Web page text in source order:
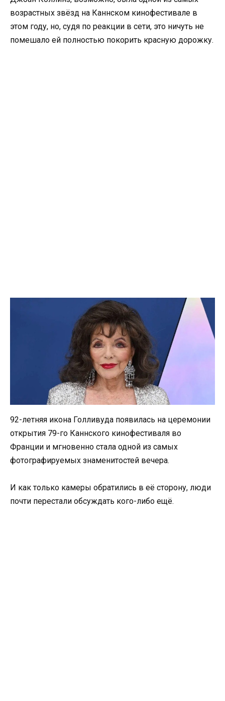
возрастных звёзд на Каннском кинофестивале в
этом году, но, судя по реакции в сети, это ничуть не
помешало ей полностью покорить красную дорожку.
92-летняя икона Голливуда появилась на церемонии
открытия 79-го Каннского кинофестиваля во
Франции и мгновенно стала одной из самых
фотографируемых знаменитостей вечера.
И как только камеры обратились в её сторону, люди
почти перестали обсуждать кого-либо ещё.